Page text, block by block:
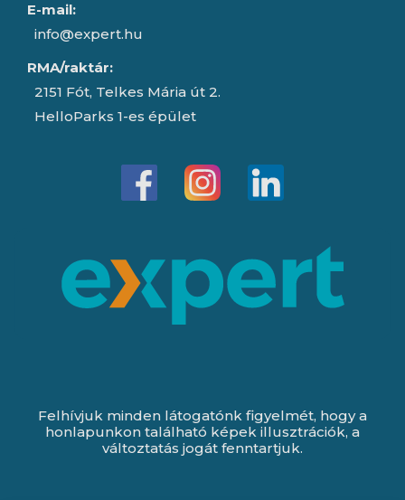
E-mail:
info@expert.hu
RMA/raktár:
2151 Fót, Telkes Mária út 2.
HelloParks 1-es épület
Felhívjuk minden látogatónk figyelmét, hogy a
honlapunkon található képek illusztrációk, a
változtatás jogát fenntartjuk.